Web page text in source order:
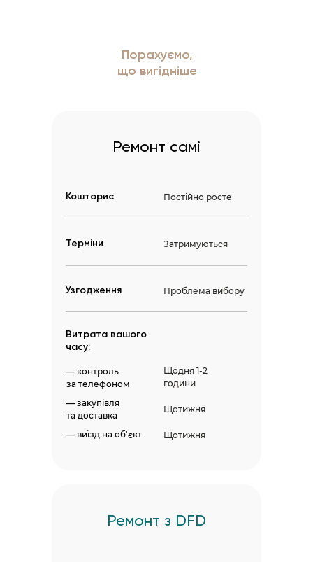
Порахуємо,
що вигідніше
Ремонт самі
Ремонт з DFD
Кошторис
Терміни
Узгодження
Витрата вашого
часу:
— контроль
за телефоном
— закупівля
та доставка
— виїзд на об'єкт
Постійно росте
Затримуються
Проблема вибору
Щодня 1-2
години
Щотижня
Щотижня